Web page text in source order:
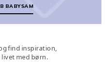
BABYSAM
find inspiration,
med børn.